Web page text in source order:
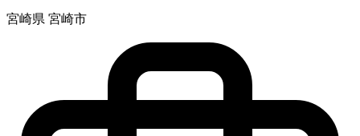
宮崎県 宮崎市